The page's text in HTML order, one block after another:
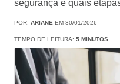
segurança e quais
POR: ARIANE EM 30/01/2026
TEMPO DE LEITURA: 5 MINUTOS